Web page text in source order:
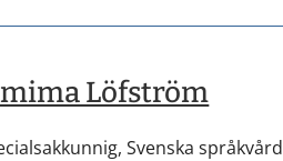
Löfström
Svenska